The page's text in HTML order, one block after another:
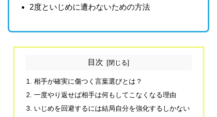
2度といじめに遭わないための方法
目次
相手が確実に傷つく言葉選びとは？
一度やり返せば相手は何もしてこなくなる理由
いじめを回避するには結局自分を強化するしかない